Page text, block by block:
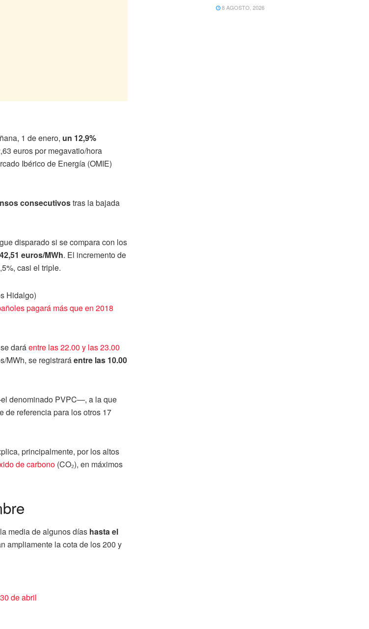
1 de enero, un 12,9%
euros por megavatio/hora
Ibérico de Energía (OMIE)
consecutivostras la bajada
disparado si se compara con los
42,51 euros/MWh. El incremento de
casi el triple.
pagará más que en 2018
daráentre las 22.00 y las 23.00
MWh, se registraráentre las 10.00
denominado PVPC—, a la que
de referencia para los otros 17
principalmente, por los altos
de carbono (CO₂), en máximos
media de algunos días hasta el
ampliamente la cota de los 200 y
de abril
8 AGOSTO, 2026